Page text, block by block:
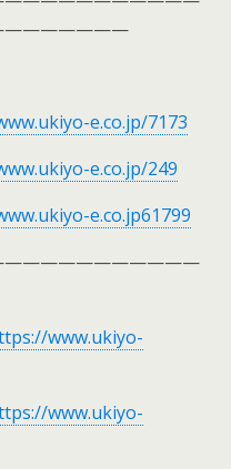
e.co.jp/7173
e.co.jp/249
e.co.jp61799
www.ukiyo-
www.ukiyo-